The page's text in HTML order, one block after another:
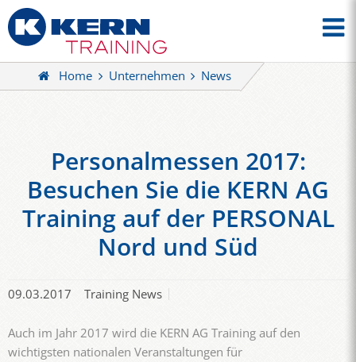
Home Unternehmen News
Personalmessen 2017:
Besuchen Sie die KERN AG
Training auf der PERSONAL
Nord und Süd
09.03.2017 Training News
Auch im Jahr 2017 wird die KERN AG Training auf den
wichtigsten nationalen Veranstaltungen für